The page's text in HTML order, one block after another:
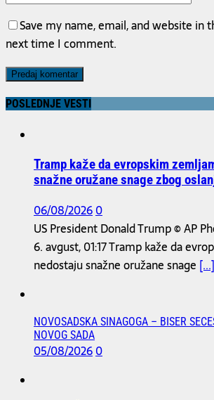
Save my name, email, and website in
next time I comment.
POSLEDNJE VESTI
Tramp kaže da evropskim
snažne oružane snage zbog
06/08/20260
US President Donald Trump © AP
6. avgust, 01:17 Tramp kaže da
nedostaju snažne oružane snage [...]
NOVOSADSKA SINAGOGA – BISER
NOVOG SADA
05/08/20260